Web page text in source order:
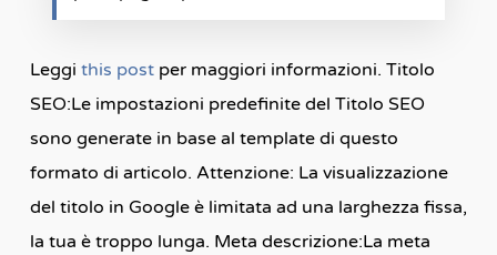
Leggi this postper maggiori informazioni. Titolo
SEO:Le impostazioni predefinite del Titolo SEO
sono generate in base al template di questo
formato di articolo. Attenzione: La visualizzazione
del titolo in Google è limitata ad una larghezza fissa,
la tua è troppo lunga. Meta descrizione:La meta